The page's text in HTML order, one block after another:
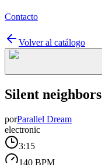
Contacto
Volver al catálogo
Silent neighbors
porParallel Dream
electronic
3:15
140 BPM